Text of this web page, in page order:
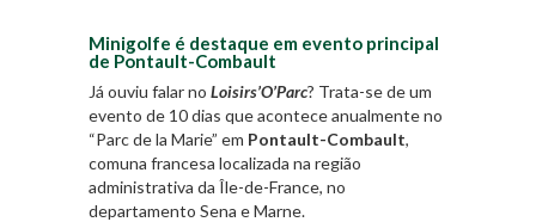
Minigolfe é destaque em evento principal
de Pontault-Combault
Já ouviu falar no Loisirs’O’Parc? Trata-se de um
evento de 10 dias que acontece anualmente no
“Parc de la Marie” em Pontault-Combault,
comuna francesa localizada na região
administrativa da Île-de-France, no
departamento Sena e Marne.